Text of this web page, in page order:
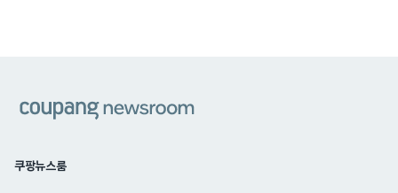
쿠팡뉴스룸